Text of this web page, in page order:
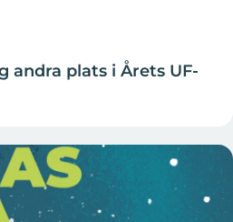
andra plats i Årets UF-